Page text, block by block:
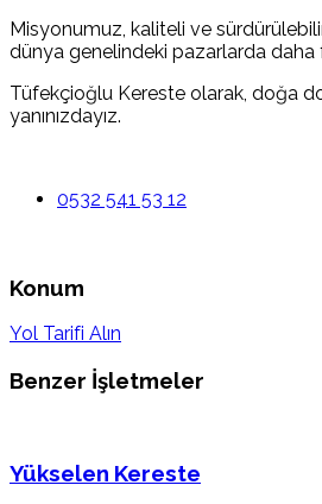
Misyonumuz, kaliteli ve
dünya genelindeki pazarlarda daha
Tüfekçioğlu Kereste olarak, doğa
yanınızdayız.
0532 541 53 12
Konum
Yol Tarifi Alın
Benzer İşletmeler
Yükselen Kereste